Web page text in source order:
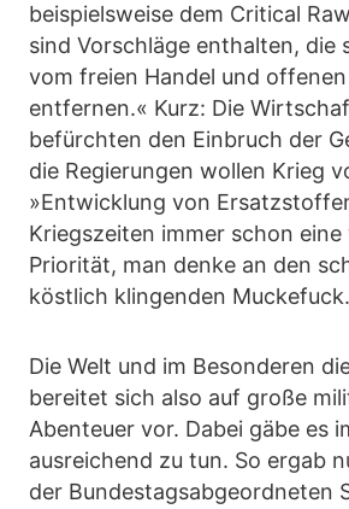
beispielsweise dem Critical
sind Vorschläge enthalten, die
vom freien Handel und
entfernen.« Kurz: Die
befürchten den Einbruch der
die Regierungen wollen Krieg
»Entwicklung von
Kriegszeiten immer schon
Priorität, man denke an den
köstlich klingenden Muckefuck.
Die Welt und im Besonderen
bereitet sich also auf große
Abenteuer vor. Dabei gäbe es
ausreichend zu tun. So ergab
der Bundestagsabgeordneten